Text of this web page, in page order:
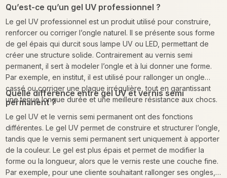
Qu’est-ce qu’un gel UV professionnel ?
Le gel UV professionnel est un produit utilisé pour construire,
renforcer ou corriger l’ongle naturel. Il se présente sous forme
de gel épais qui durcit sous lampe UV ou LED, permettant de
créer une structure solide. Contrairement au vernis semi
permanent, il sert à modeler l’ongle et à lui donner une forme.
Par exemple, en institut, il est utilisé pour rallonger un ongle
cassé ou corriger une plaque irrégulière, tout en garantissant
une tenue longue durée et une meilleure résistance aux chocs.
Quelle différence entre gel UV et vernis semi
permanent ?
Le gel UV et le vernis semi permanent ont des fonctions
différentes. Le gel UV permet de construire et structurer l’ongle,
tandis que le vernis semi permanent sert uniquement à apporter
de la couleur. Le gel est plus épais et permet de modifier la
forme ou la longueur, alors que le vernis reste une couche fine.
Par exemple, pour une cliente souhaitant rallonger ses ongles,